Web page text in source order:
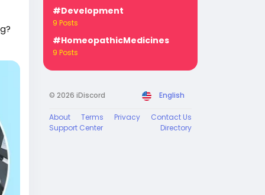
#Development
9 Posts
#HomeopathicMedicines
9 Posts
© 2026 iDiscord English
About Terms Privacy
Contact Us
Support Center
Directory